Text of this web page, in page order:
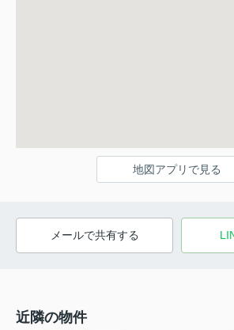
地図アプリで見る
メールで共有する
近隣の物件